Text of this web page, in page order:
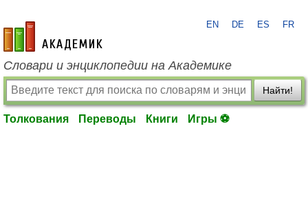
academic.ru
EN DE ES FR
Словари и энциклопедии на Академике
Найти!
Толкования Переводы Книги Игры ⚽